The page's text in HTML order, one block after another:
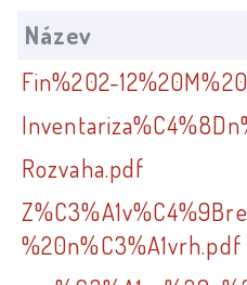
Název
Fin%202-
Rozvaha.pdf
%20n%C3%A1vrh.pdf